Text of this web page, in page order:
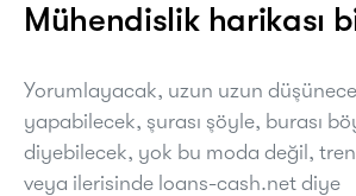
Mühendislik harikası
Yorumlayacak, uzun uzun
yapabilecek, şurası şöyle, burası
diyebilecek, yok bu moda değil,
veya ilerisinde loans-cash.net diye